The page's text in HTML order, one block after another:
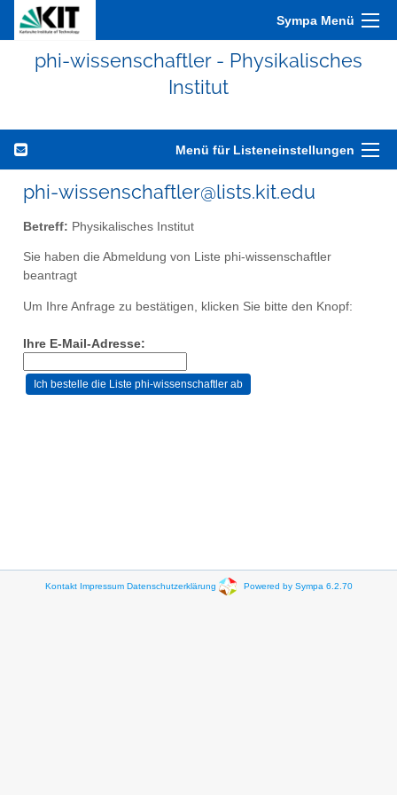
Sympa Menü
phi-wissenschaftler - Physikalisches
Institut
Menü für Listeneinstellungen
phi-wissenschaftler@lists.kit.edu
Betreff: Physikalisches Institut
Sie haben die Abmeldung von Liste phi-wissenschaftler
beantragt
Um Ihre Anfrage zu bestätigen, klicken Sie bitte den Knopf:
Ihre E-Mail-Adresse:
Kontakt Impressum Datenschutzerklärung Powered by Sympa 6.2.70